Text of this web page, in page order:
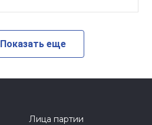
Показать еще
Лица партии